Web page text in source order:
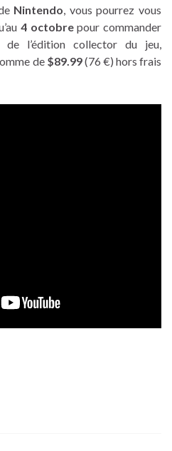
Nintendo, vous pourrez vous
4 octobrepour commander
de l’édition collector du jeu,
de $89.99(76 €) hors frais